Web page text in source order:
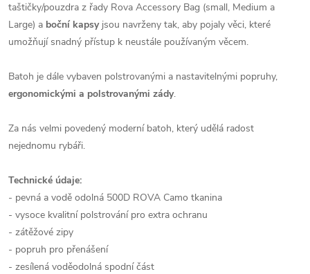
taštičky/pouzdra z řady Rova Accessory Bag (small, Medium a
Large) a boční kapsyjsou navrženy tak, aby pojaly věci, které
umožňují snadný přístup k neustále používaným věcem.
Batoh je dále vybaven polstrovanými a nastavitelnými popruhy,
ergonomickými a polstrovanými zády.
Za nás velmi povedený moderní batoh, který udělá radost
nejednomu rybáři.
Technické údaje:
- pevná a vodě odolná 500D ROVA Camo tkanina
- vysoce kvalitní polstrování pro extra ochranu
- zátěžové zipy
- popruh pro přenášení
- zesílená voděodolná spodní část